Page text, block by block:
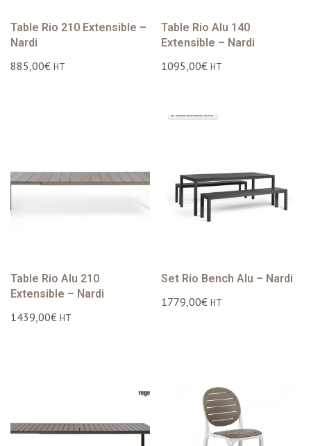
Table Rio 210 Extensible –
Nardi
885,00€ HT
Table Rio Alu 140
Extensible – Nardi
1095,00€ HT
Table Rio Alu 210
Extensible – Nardi
1439,00€ HT
Set Rio Bench Alu – Nardi
1779,00€ HT